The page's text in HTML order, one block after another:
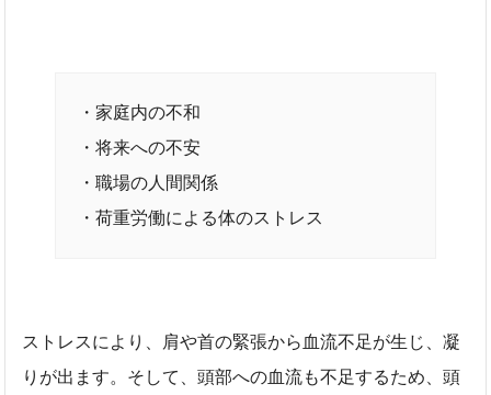
・家庭内の不和
・将来への不安
・職場の人間関係
・荷重労働による体のストレス
ストレスにより、肩や首の緊張から血流不足が生じ、凝
りが出ます。そして、頭部への血流も不足するため、頭